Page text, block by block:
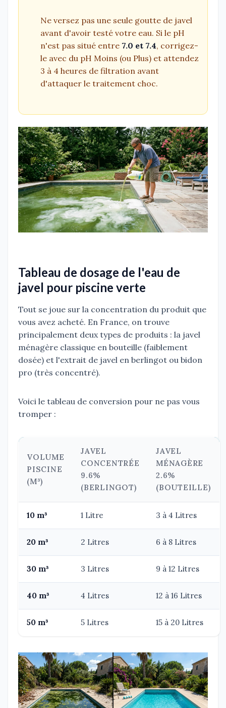
Ne versez pas une seule goutte de javel
avant d'avoir testé votre eau. Si le pH
n'est pas situé entre 7.0 et 7.4, corrigez-
le avec du pH Moins (ou Plus) et attendez
3 à 4 heures de filtration avant
d'attaquer le traitement choc.
Tableau de dosage de l'eau de
javel pour piscine verte
Tout se joue sur la concentration du produit que
vous avez acheté. En France, on trouve
principalement deux types de produits : la javel
ménagère classique en bouteille (faiblement
dosée) et l'extrait de javel en berlingot ou bidon
pro (très concentré).
Voici le tableau de conversion pour ne pas vous
tromper :
VOLUME
PISCINE
(M³)
JAVEL
CONCENTRÉE
9.6%
(BERLINGOT)
JAVEL
MÉNAGÈRE
2.6%
(BOUTEILLE)
10 m³ 1 Litre 3 à 4 Litres
20 m³ 2 Litres 6 à 8 Litres
30 m³ 3 Litres 9 à 12 Litres
40 m³ 4 Litres 12 à 16 Litres
50 m³ 5 Litres 15 à 20 Litres